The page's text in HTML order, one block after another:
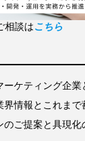
相談はこちら
ケティング企業
界情報とこれま
ご提案と具現化